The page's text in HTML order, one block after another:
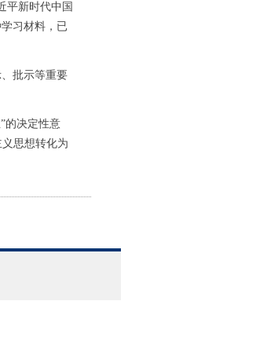
平新时代中国
习材料，已
批示等重要
的决定性意
思想转化为